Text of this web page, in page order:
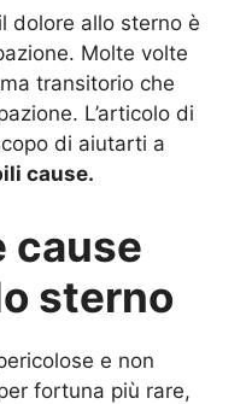
dolore allo sterno è
Molte volte
transitorio che
L’articolo di
di aiutarti a
cause.
cause
sterno
e non
fortuna più rare,